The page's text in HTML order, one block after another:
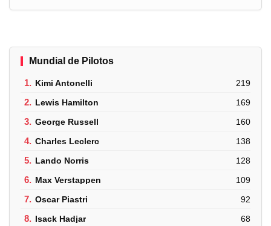
Mundial de Pilotos
1. Kimi Antonelli 219
2. Lewis Hamilton 169
3. George Russell 160
4. Charles Leclerc 138
5. Lando Norris 128
6. Max Verstappen 109
7. Oscar Piastri 92
8. Isack Hadjar 68